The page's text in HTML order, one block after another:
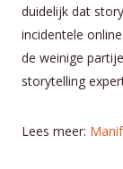
duidelijk dat
incidentele
de weinige
storytelling
Lees meer: